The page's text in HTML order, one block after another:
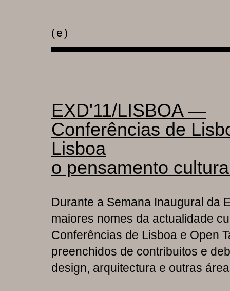
(e)
EXD'11/LISBOA —
Conferências de
Lisboa
o pensamento
Durante a Semana Inaugural da
maiores nomes da actualidade
Conferências de Lisboa e Open
preenchidos de contribuitos e
design, arquitectura e outras